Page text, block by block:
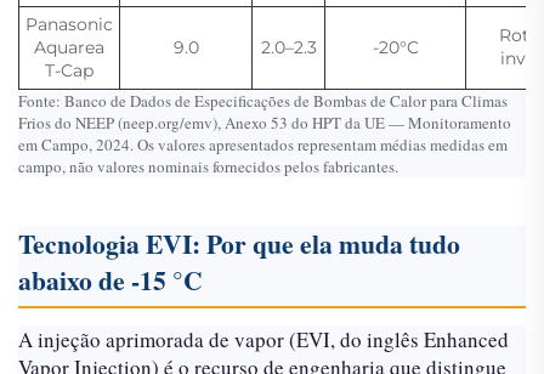
Panasonic
Aquarea
T-Cap
9.0 2.0–2.3 -20°C
Fonte: Banco de Dados de Especificações de Bombas de Calor para Climas
Frios do NEEP (neep.org/emv), Anexo 53 do HPT da UE — Monitoramento
em Campo, 2024. Os valores apresentados representam médias medidas em
campo, não valores nominais fornecidos pelos fabricantes.
Tecnologia EVI: Por que ela muda tudo
abaixo de -15 °C
A injeção aprimorada de vapor (EVI, do inglês Enhanced
Vapor Injection) é o recurso de engenharia que distingue